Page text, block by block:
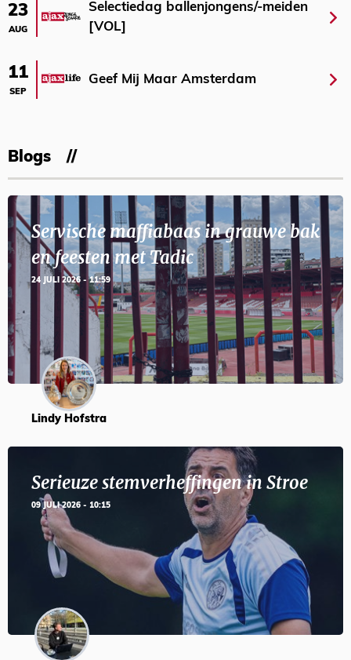
23
AUG
Selectiedag ballenjongens/-meiden
[VOL]
11
SEP
Geef Mij Maar Amsterdam
Blogs
Servische maffiabaas in grauwe bak
en feesten met Tadic
24 JULI 2026 - 11:59
Lindy Hofstra
Serieuze stemverheffingen in Stroe
09 JULI 2026 - 10:15